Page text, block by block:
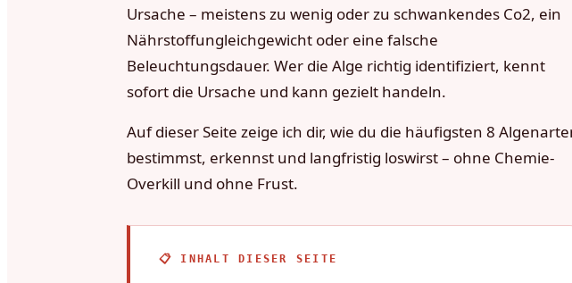
Ursache – meistens zu wenig oder zu schwankendes Co2, ein
Nährstoffungleichgewicht oder eine falsche
Beleuchtungsdauer. Wer die Alge richtig identifiziert, kennt
sofort die Ursache und kann gezielt handeln.
Auf dieser Seite zeige ich dir, wie du die häufigsten 8
bestimmst, erkennst und langfristig loswirst – ohne Chemie-
Overkill und ohne Frust.
📋 INHALT DIESER SEITE